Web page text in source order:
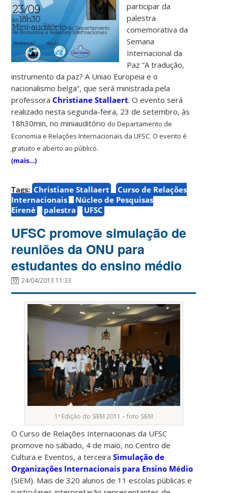
participar da
palestra
comemorativa da
Semana
Internacional da
Paz “A tradução,
instrumento da paz? A Uniao Europeia e o
nacionalismo belga”, que será ministrada pela
professoraChristiane Stallaert. O evento será
realizado nesta segunda-feira, 23 de setembro, às
18h30min, no miniauditório do Departamento de
Economia e Relações Internacionais da UFSC. O evento é
gratuito e aberto ao público.
(mais…)
Tags: Christiane Stallaert
Curso de Relações
Internacionais
Núcleo de Pesquisas
Eirenè
palestra UFSC
UFSC promove simulação de
reuniões da ONU para
estudantes do ensino médio
24/04/2013 11:33
1ª Edição do SIEM 2011 – foto SIEM
O Curso de Relações Internacionais da UFSC
promove no sábado, 4 de maio, no Centro de
Cultura e Eventos, a terceiraSimulação de
Organizações Internacionais para Ensino Médio
(SiEM). Mais de 320 alunos de 11 escolas públicas e